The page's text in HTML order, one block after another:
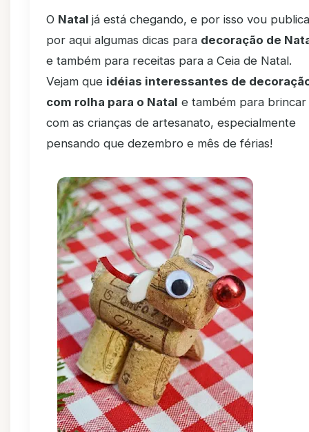
O Natal já está chegando, e por isso vou
por aqui algumas dicas para decoração de
e também para receitas para a Ceia de Natal.
Vejam que idéias interessantes de
com rolha para o Natal e também para brincar
com as crianças de artesanato, especialmente
pensando que dezembro e mês de férias!